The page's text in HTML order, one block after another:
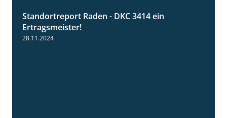
Standortreport Raden - DKC 3414 ein
Ertragsmeister!
28.11.2024